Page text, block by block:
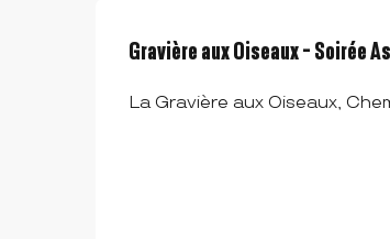
Gravière aux Oiseaux - Soirée
La Gravière aux Oiseaux,